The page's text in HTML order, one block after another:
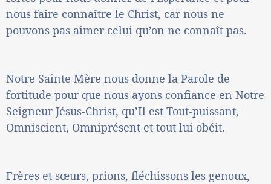
nous faire connaître le Christ, car nous ne
pouvons pas aimer celui qu’on ne connaît pas.
Notre Sainte Mère nous donne la Parole de
fortitude pour que nous ayons confiance en Notre
Seigneur Jésus-Christ, qu’Il est Tout-puissant,
Omniscient, Omniprésent et tout lui obéit.
Frères et sœurs, prions, fléchissons les genoux,